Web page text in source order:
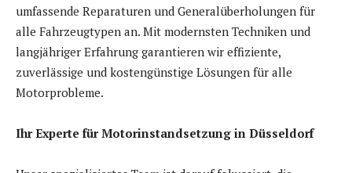
umfassende Reparaturen und Generalüberholungen für
alle Fahrzeugtypen an. Mit modernsten Techniken und
langjähriger Erfahrung garantieren wir effiziente,
zuverlässige und kostengünstige Lösungen für alle
Motorprobleme.
Ihr Experte für Motorinstandsetzung in Düsseldorf